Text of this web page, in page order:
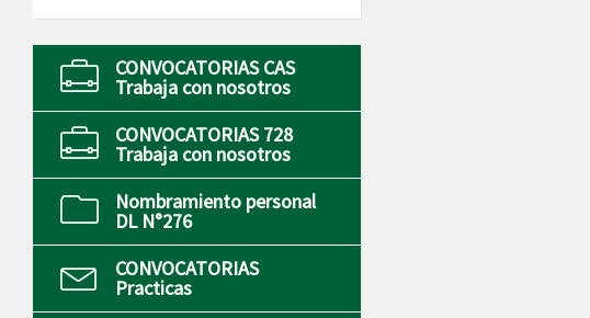
CONVOCATORIAS CAS
Trabaja con nosotros
CONVOCATORIAS 728
Trabaja con nosotros
Nombramiento personal
DL N°276
CONVOCATORIAS
Practicas